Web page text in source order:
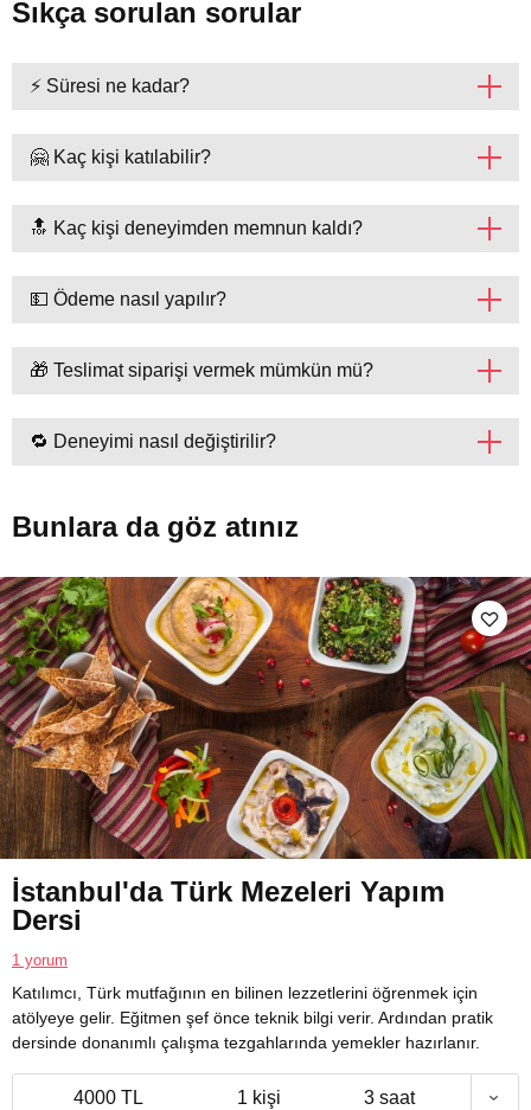
Sıkça sorulan sorular
⚡ Süresi ne kadar?
🤗 Kaç kişi katılabilir?
🔝 Kaç kişi deneyimden memnun kaldı?
💵 Ödeme nasıl yapılır?
🎁 Teslimat siparişi vermek mümkün mü?
🔁 Deneyimi nasıl değiştirilir?
Bunlara da göz atınız
İstanbul'da Türk Mezeleri Yapım
Dersi
1 yorum
Katılımcı, Türk mutfağının en bilinen lezzetlerini öğrenmek için
atölyeye gelir. Eğitmen şef önce teknik bilgi verir. Ardından pratik
dersinde donanımlı çalışma tezgahlarında yemekler hazırlanır.
4000 TL 1 kişi 3 saat